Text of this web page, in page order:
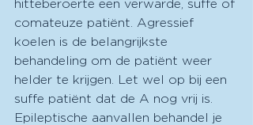
hitteberoerte een verwarde, suffe of
comateuze patiënt. Agressief
koelen is de belangrijkste
behandeling om de patiënt weer
helder te krijgen. Let wel op bij een
suffe patiënt dat de A nog vrij is.
Epileptische aanvallen behandel je